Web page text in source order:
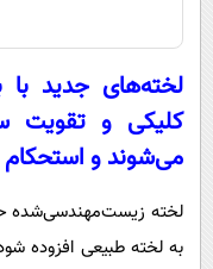
لخته‌های جدید با
کلیکی و تقویت
می‌شوند و استحکام
لخته زیست‌مهندسی‌شده
به لخته طبیعی افزوده